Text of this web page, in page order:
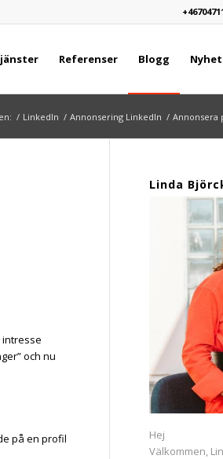
Referenser Blogg
/ LinkedIn / Annonsering LinkedIn / Annonsera
intresse
och nu
på en profil
Linda
Hej
Välkommen,